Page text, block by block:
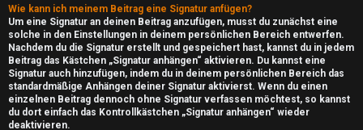
Wie kann ich meinem Beitrag eine Signatur anfügen?
Um eine Signatur an deinen Beitrag anzufügen, musst du zunächst eine
solche in den Einstellungen in deinem persönlichen Bereich entwerfen.
Nachdem du die Signatur erstellt und gespeichert hast, kannst du in jedem
Beitrag das Kästchen „Signatur anhängen“ aktivieren. Du kannst eine
Signatur auch hinzufügen, indem du in deinem persönlichen Bereich das
standardmäßige Anhängen deiner Signatur aktivierst. Wenn du einen
einzelnen Beitrag dennoch ohne Signatur verfassen möchtest, so kannst
du dort einfach das Kontrollkästchen „Signatur anhängen“ wieder
deaktivieren.
r
v
e
r